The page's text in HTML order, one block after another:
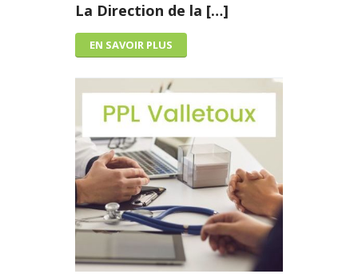
La Direction de la […]
EN SAVOIR PLUS